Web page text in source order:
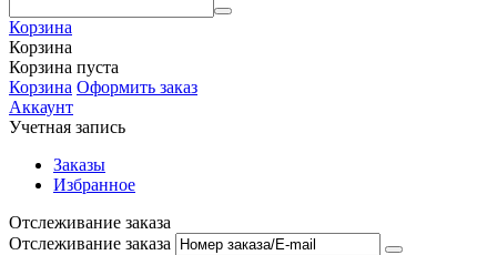
Корзина
Корзина
Корзина пуста
Корзина Оформить заказ
Аккаунт
Учетная запись
Заказы
Избранное
Отслеживание заказа
Отслеживание заказа